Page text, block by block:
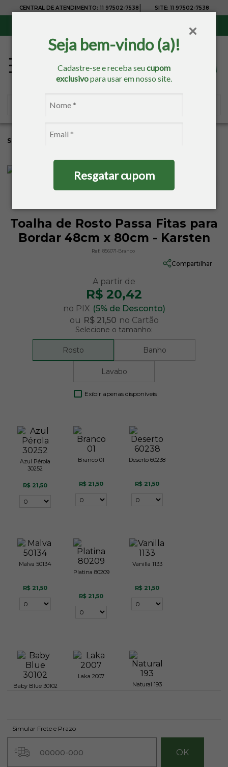
Seja bem-vindo (a)!
Cadastre-se e receba seucupom
exclusivopara usar em nosso site.
Resgatar cupom
CENTRAL DE ATENDIMENTO: 11 97502-7538 SITE: 11 97502-7538
Sacaria
Toalha de Rosto Passa Fitas para
Bordar 48cm x 80cm - Karsten
Ref: 856071-Branco
Compartilhar
R$ 20,42
no PIX (5% de Desconto)
ou R$ 21,50 no Cartão
Selecione o tamanho:
Rosto Banho
Lavabo
Exibir apenas disponíveis
Azul Pérola
30252
R$ 21,50
Branco 01
R$ 21,50
Deserto 60238
R$ 21,50
Malva 50134
R$ 21,50
Platina 80209
R$ 21,50
Vanilla 1133
R$ 21,50
Baby Blue 30102
quando
chegar!
Laka 2007
chegar!
Natural 193
chegar!
Simular Frete e Prazo